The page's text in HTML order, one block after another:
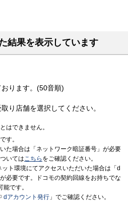
結果を表示しています
ります。(50音順)
り店舗を選択してください。
はできません。
す。
た場合は「ネットワーク暗証番号」が必要
いてはこちら をご確認ください。
ト環境にてアクセスいただいた場合は「d
必要です。ドコモの契約回線をお持ちでな
です。
dアカウント発行 」でご確認ください。